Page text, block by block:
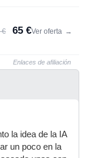
€ 65 €Ver oferta →
Enlaces de afiliación
la idea de la IA
un poco en la